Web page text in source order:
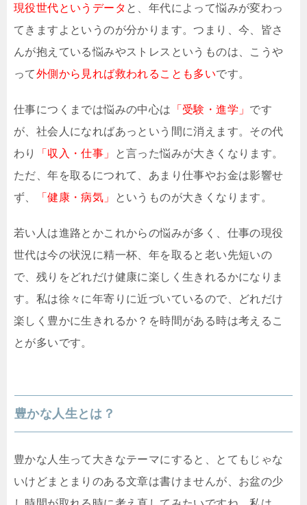
現役世代というデータ と、年代によって悩みが変わっ
てきますよというのが分かります。つまり、今、皆さ
んが抱えている悩みやストレスというものは、こうや
って外側から見れば救われることも多いです。
仕事につくまでは悩みの中心は 「受験・進学」 です
が、社会人になればあっという間に消えます。その代
わり
「収入・仕事」
と言った悩みが大きくなります。
ただ、年を取るにつれて、あまり仕事やお金は影響せ
ず、
「健康・病気」 というものが大きくなります。
若い人は進路とかこれからの悩みが多く、仕事の現役
世代は今の状況に精一杯、年を取ると老い先短いの
で、残りをどれだけ健康に楽しく生きれるかになりま
す。私は徐々に年寄りに近づいているので、どれだけ
楽しく豊かに生きれるか？を時間がある時は考えるこ
とが多いです。
豊かな人生とは？
豊かな人生って大きなテーマにすると、とてもじゃな
いけどまとまりのある文章は書けませんが、お盆の少